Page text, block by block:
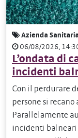
Azienda
06/08/2026,
L’ondata di
incidenti
Con il perdurare
persone si
Parallelamente
incidenti balneari